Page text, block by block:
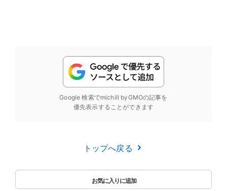
Google 検索でmichill byGMOの記事を
優先表示することができます
トップへ戻る